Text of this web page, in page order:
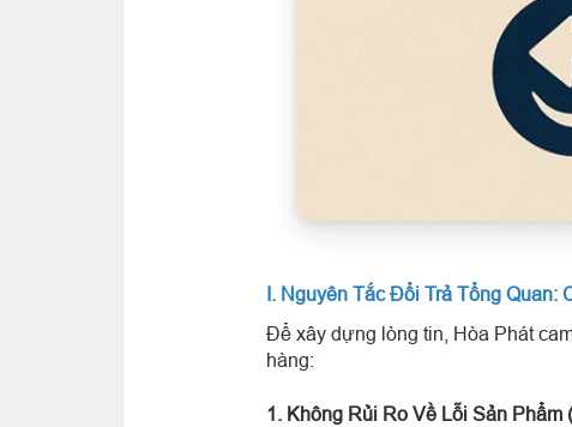
I. Nguyên Tắc Đổi Trả Tổng Quan:
Để xây dựng lòng tin, Hòa Phát
hàng:
1. Không Rủi Ro Về Lỗi Sản